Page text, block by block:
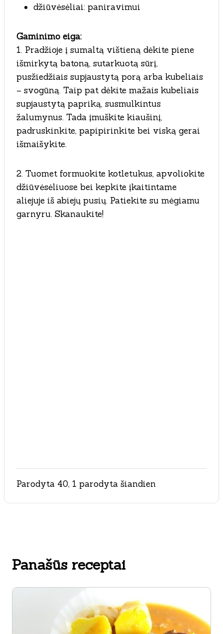
džiūvėsėliai: paniravimui
Gaminimo eiga:
1. Pradžioje į sumaltą vištieną dėkite piene
išmirkytą batoną, sutarkuotą sūrį,
pusžiedžiais supjaustytą porą arba kubeliais
– svogūną. Taip pat dėkite mažais kubeliais
supjaustytą papriką, susmulkintus
žalumynus. Tada įmuškite kiaušinį,
padruskinkite, papipirinkite bei viską gerai
išmaišykite.
2. Tuomet formuokite kotletukus, apvoliokite
džiūvėsėliuose bei kepkite įkaitintame
aliejuje iš abiejų pusių. Patiekite su mėgiamu
garnyru. Skanaukite!
Parodyta 40, 1 parodyta šiandien
Panašūs receptai